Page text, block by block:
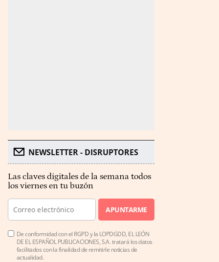
NEWSLETTER - DISRUPTORES
Las claves digitales de la semana todos
los viernes en tu buzón
APUNTARME
De conformidad con el RGPD y la LOPDGDD, EL LEÓN
DE EL ESPAÑOL PUBLICACIONES, S.A. tratará los datos
facilitados con la finalidad de remitirle noticias de
actualidad.